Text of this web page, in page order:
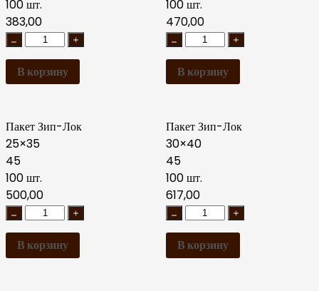
100 шт.
383,00
В корзину
100 шт.
470,00
В корзину
Пакет Зип-Лок
25×35
45
100 шт.
500,00
В корзину
Пакет Зип-Лок
30×40
45
100 шт.
617,00
В корзину